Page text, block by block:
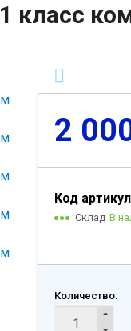
класс
2
Код
Склад В
Количество: